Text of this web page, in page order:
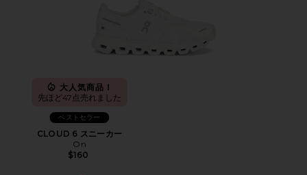
大人気商品！
先ほど47点売れました
ベストセラー
CLOUD 6 スニーカー
On
$160